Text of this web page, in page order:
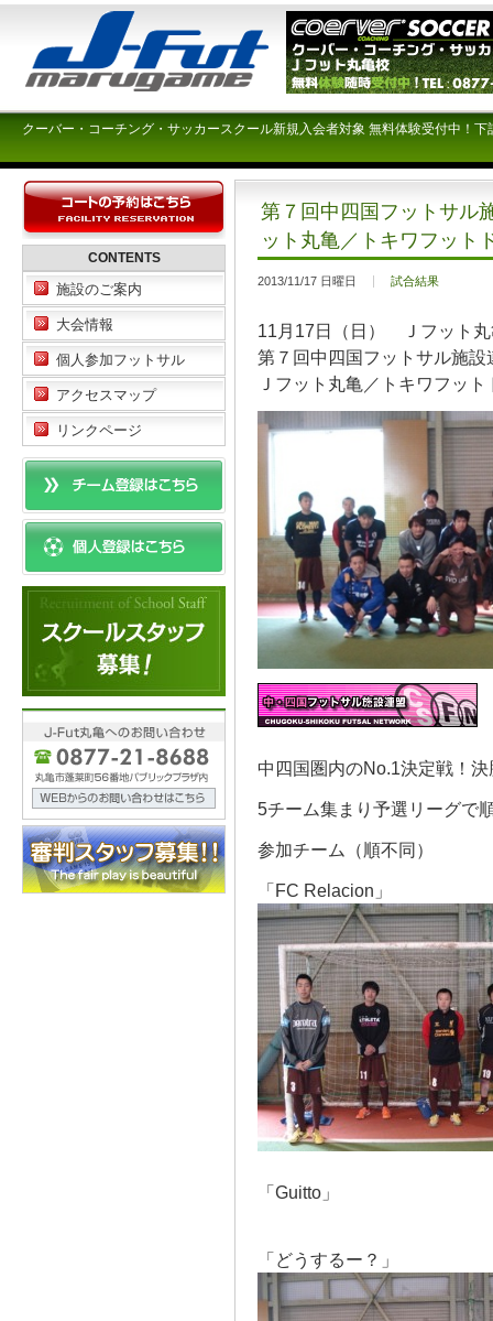
クーバー・コーチング・サッカースクール新規入会者対象 無料体験受付中！
第７回中四国フットサル
ット丸亀／トキワフッ
2013/11/17 日曜日 試合結果
11月17日（日） Ｊフット
第７回中四国フットサル施
Ｊフット丸亀／トキワフッ
中四国圏内のNo.1決定戦！
5チーム集まり予選リーグで
参加チーム（順不同）
「FC Relacion」
「Guitto」
「どうするー？」
CONTENTS
施設のご案内
大会情報
個人参加フットサル
アクセスマップ
リンクページ